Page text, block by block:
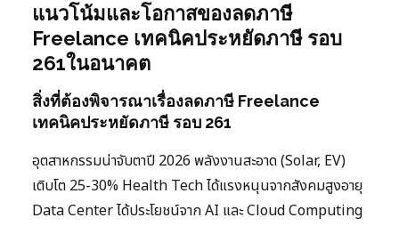
แนวโน้มและโอกาสของลดภาษี
Freelance เทคนิคประหยัดภาษี รอบ
261ในอนาคต
สิ่งที่ต้องพิจารณาเรื่องลดภาษี Freelance
เทคนิคประหยัดภาษี รอบ 261
อุตสาหกรรมน่าจับตาปี 2026 พลังงานสะอาด (Solar, EV)
เติบโต 25-30% Health Tech ได้แรงหนุนจากสังคมสูงอายุ
Data Center ได้ประโยชน์จาก AI และ Cloud Computing